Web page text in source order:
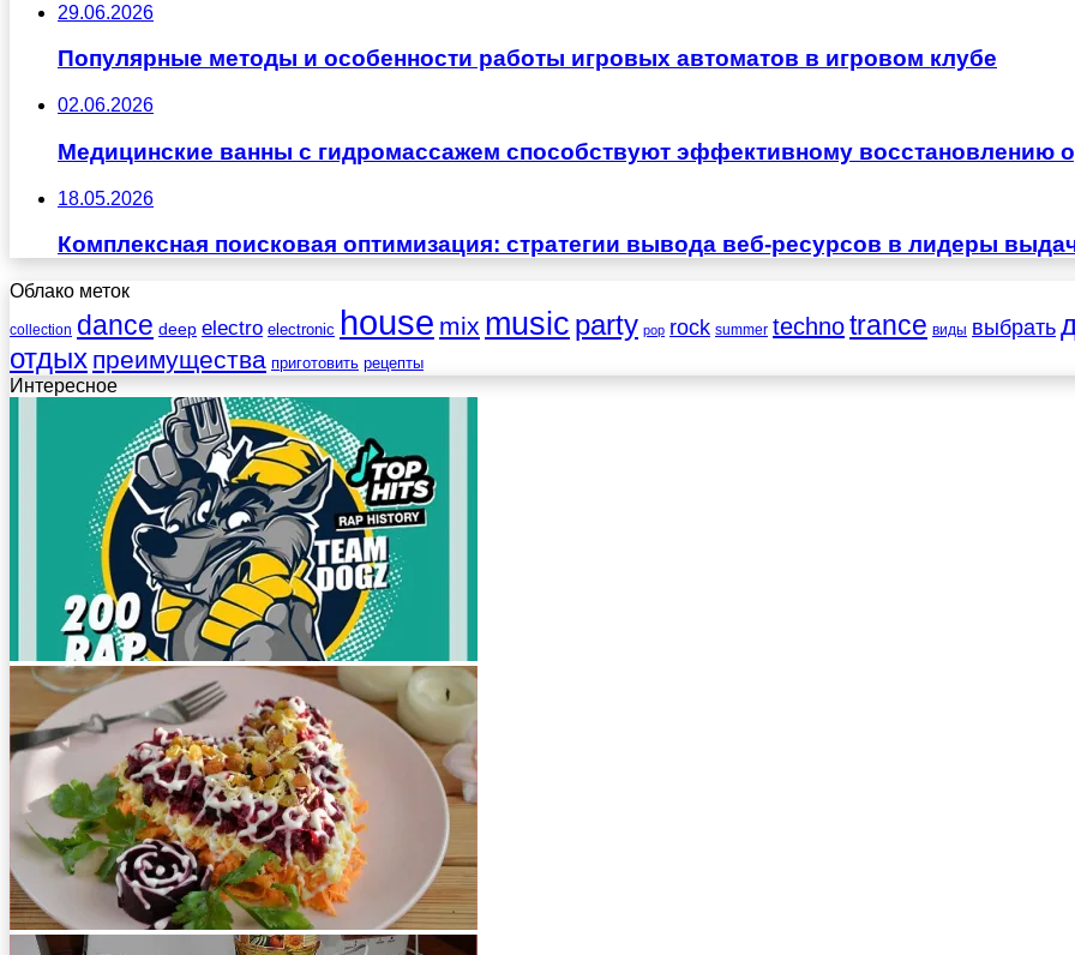
29.06.2026
Популярные методы и особенности работы игровых автоматов в игровом клубе
02.06.2026
Медицинские ванны с гидромассажем способствуют эффективному восстановлению
18.05.2026
Комплексная поисковая оптимизация: стратегии вывода веб-ресурсов в лидеры
Облако меток
collection dance deep electro electronic house mix music party pop rock summer technotrance виды выбрать
отдых преимущества приготовить рецепты
Интересное